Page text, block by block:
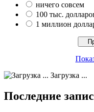
ничего совсем
100 тыс.
1 миллион
Загрузка ...
Последние